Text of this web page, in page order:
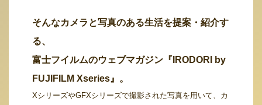
そんなカメラと写真のある生活を提案・紹介す
る、
富士フイルムのウェブマガジン『IRODORI by
FUJIFILM Xseries』。
XシリーズやGFXシリーズで撮影された写真を用いて、カ